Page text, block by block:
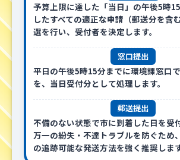
予算上限に達した 「当日」の午後5時
したすべての適正な申請 （郵送分を含
選を行い、受付者を決定します。
窓口提出
平日の午後5時15分までに環境課窓口
を、当日受付分として処理します。
郵送提出
不備のない状態で市に到着した日を受
万一の紛失・不達トラブルを防ぐため、
の追跡可能な発送方法を強く推奨します